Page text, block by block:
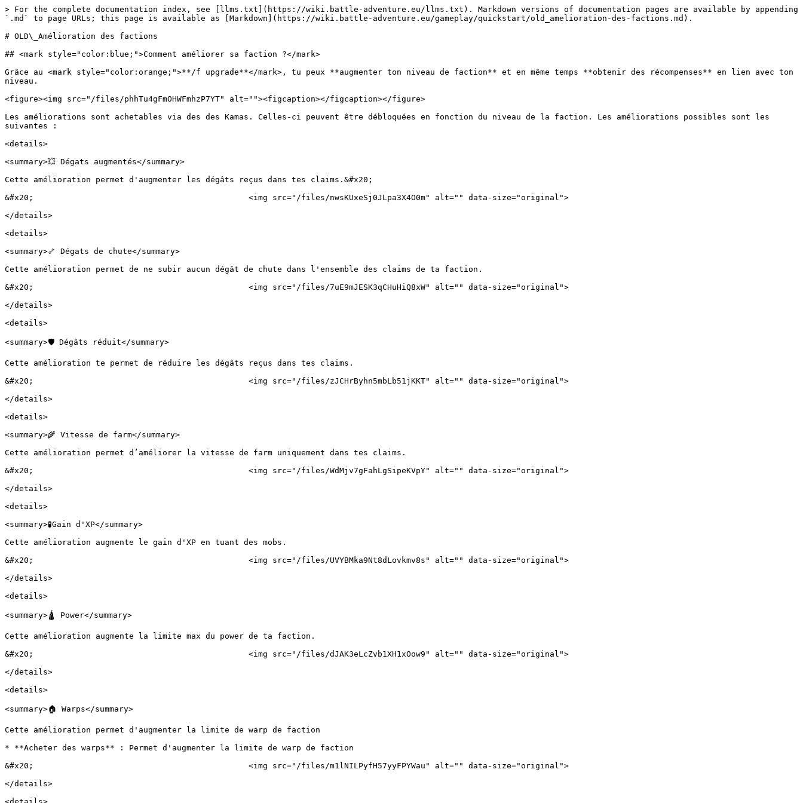
> For the complete documentation index, see [llms.txt](https://wiki.battle-adventure.eu/llms.txt). Markdown versions of documentation pages are available by appending
`.md` to page URLs; this page is available as [Markdown](https://wiki.battle-adventure.eu/gameplay/quickstart/old_amelioration-des-factions.md).
# OLD\_Amélioration des factions
## <mark style="color:blue;">Comment améliorer sa faction ?</mark>
Grâce au <mark style="color:orange;">**/f upgrade**</mark>, tu peux **augmenter ton niveau de faction** et en même temps **obtenir des récompenses** en lien avec ton
niveau.
<figure><img src="/files/phhTu4gFmOHWFmhzP7YT" alt=""><figcaption></figcaption></figure>
Les améliorations sont achetables via des des Kamas. Celles-ci peuvent être débloquées en fonction du niveau de la faction. Les améliorations possibles sont les
suivantes :
<details>
<summary>💥 Dégats augmentés</summary>
Cette amélioration permet d'augmenter les dégâts reçus dans tes claims.&#x20;
&#x20;                                             <img src="/files/nwsKUxeSj0JLpa3X4O0m" alt="" data-size="original">
</details>
<details>
<summary>🦴 Dégats de chute</summary>
Cette amélioration permet de ne subir aucun dégât de chute dans l'ensemble des claims de ta faction.
&#x20;                                             <img src="/files/7uE9mJESK3qCHuHiQ8xW" alt="" data-size="original">
</details>
<details>
<summary>🛡️ Dégâts réduit</summary>
Cette amélioration te permet de réduire les dégâts reçus dans tes claims.
&#x20;                                             <img src="/files/zJCHrByhn5mbLb51jKKT" alt="" data-size="original">
</details>
<details>
<summary>🌾 Vitesse de farm</summary>
Cette amélioration permet d’améliorer la vitesse de farm uniquement dans tes claims.
&#x20;                                             <img src="/files/WdMjv7gFahLgSipeKVpY" alt="" data-size="original">
</details>
<details>
<summary>🧪Gain d'XP</summary>
Cette amélioration augmente le gain d'XP en tuant des mobs.
&#x20;                                             <img src="/files/UVYBMka9Nt8dLovkmv8s" alt="" data-size="original">
</details>
<details>
<summary>🛕 Power</summary>
Cette amélioration augmente la limite max du power de ta faction.
&#x20;                                             <img src="/files/dJAK3eLcZvb1XH1xOow9" alt="" data-size="original">
</details>
<details>
<summary>🏠 Warps</summary>
Cette amélioration permet d'augmenter la limite de warp de faction
* **Acheter des warps** : Permet d'augmenter la limite de warp de faction
&#x20;                                             <img src="/files/m1lNILPyfH57yyFPYWau" alt="" data-size="original">
</details>